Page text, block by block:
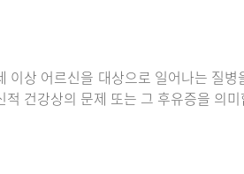
이상 어르신을 대상으로 일어나는 질
적 건강상의 문제 또는 그 후유증을 의